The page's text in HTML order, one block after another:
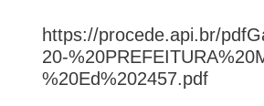
https://procede.api.br/
20-
%20Ed%202457.pdf